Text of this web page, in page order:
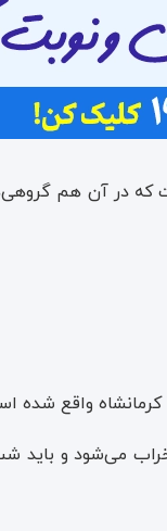
در آن هم
می‌شود و باید